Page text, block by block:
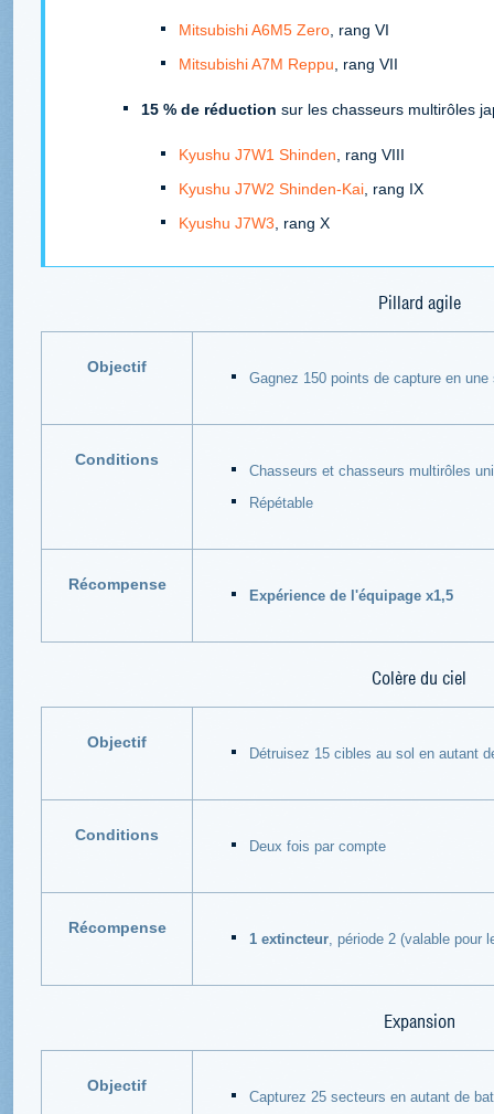
Mitsubishi A6M5 Zero , rang VI
Mitsubishi A7M Reppu , rang VII
15 % de réduction sur les chasseurs multirôles
Kyushu J7W1 Shinden , rang VIII
Kyushu J7W2 Shinden-Kai , rang IX
Kyushu J7W3 , rang X
Pillard agile
Objectif
Gagnez 150 points de capture en une
Conditions
Chasseurs et chasseurs multirôles
Répétable
Récompense
Expérience de l'équipage x1,5
Colère du ciel
Objectif
Détruisez 15 cibles au sol en autant
Conditions
Deux fois par compte
Récompense
1 extincteur , période 2 (valable pour
Expansion
Objectif
Capturez 25 secteurs en autant de